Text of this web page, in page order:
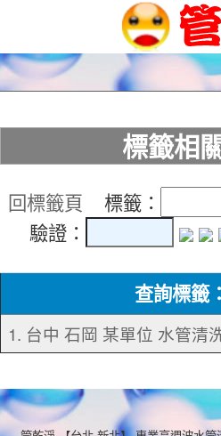
標籤相
回標籤頁 標籤：
驗證：
查詢標籤
1. 台中 石岡 某單位 水管清